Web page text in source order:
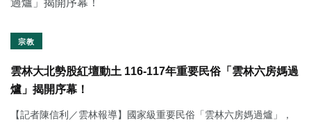
宗教
雲林大北勢股紅壇動土 116-117年重要民俗「雲林六房媽過
爐」揭開序幕！
【記者陳信利／雲林報導】國家級重要民俗「雲林六房媽過爐」，